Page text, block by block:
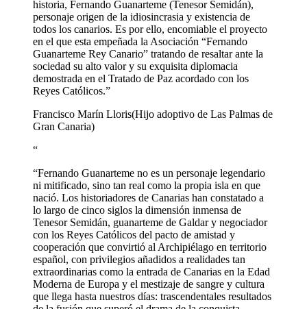
historia, Fernando Guanarteme (Tenesor Semidán),
personaje origen de la idiosincrasia y existencia de
todos los canarios. Es por ello, encomiable el proyecto
en el que esta empeñada la Asociación “Fernando
Guanarteme Rey Canario” tratando de resaltar ante la
sociedad su alto valor y su exquisita diplomacia
demostrada en el Tratado de Paz acordado con los
Reyes Católicos.”
Francisco Marín Lloris(Hijo adoptivo de Las Palmas de
Gran Canaria)
“
“Fernando Guanarteme no es un personaje legendario
ni mitificado, sino tan real como la propia isla en que
nació. Los historiadores de Canarias han constatado a
lo largo de cinco siglos la dimensión inmensa de
Tenesor Semidán, guanarteme de Galdar y negociador
con los Reyes Católicos del pacto de amistad y
cooperación que convirtió al Archipiélago en territorio
español, con privilegios añadidos a realidades tan
extraordinarias como la entrada de Canarias en la Edad
Moderna de Europa y el mestizaje de sangre y cultura
que llega hasta nuestros días: trascendentales resultados